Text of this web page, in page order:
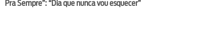
Pra Sempre”: “Dia que nunca vou esquecer”